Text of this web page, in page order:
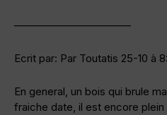
———————————
Ecrit par: Par Toutatis 25-10 à
En general, un bois qui brule
fraiche date, il est encore plein